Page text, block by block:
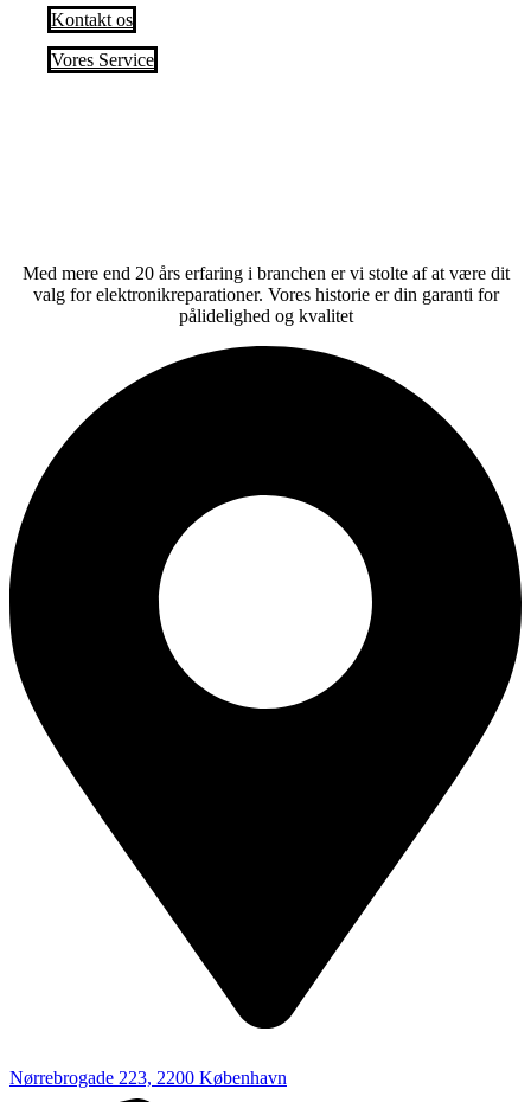
Kontakt os
Vores Service
Med mere end 20 års erfaring i branchen er vi stolte af at være dit
valg for elektronikreparationer. Vores historie er din garanti for
pålidelighed og kvalitet
Nørrebrogade 223, 2200 København